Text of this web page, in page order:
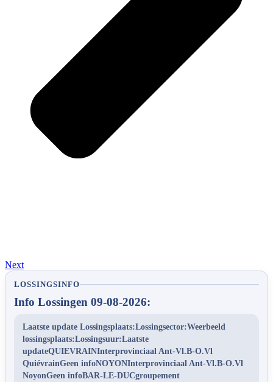
Next
LOSSINGSINFO
Info Lossingen 09-08-2026:
Laatste update Lossingsplaats:Lossingsector:Weerbeeld
lossingsplaats:Lossingsuur:Laatste
updateQUIEVRAINInterprovinciaal Ant-Vl.B-O.Vl
QuiévrainGeen infoNOYONInterprovinciaal Ant-Vl.B-O.Vl
NoyonGeen infoBAR-LE-DUCgroupement